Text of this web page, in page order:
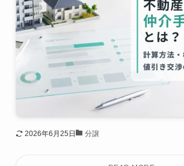
2026年6月25日 分譲